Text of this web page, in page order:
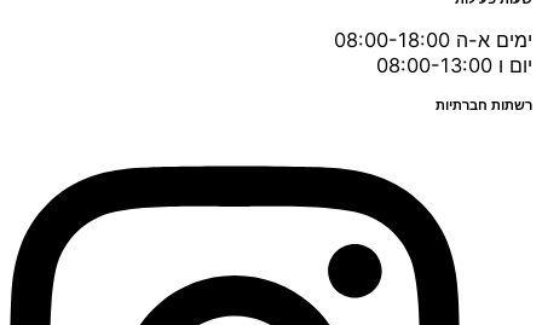
ימים א-ה 08:00-18:00
יום ו 08:00-13:00
רשתות חברתיות